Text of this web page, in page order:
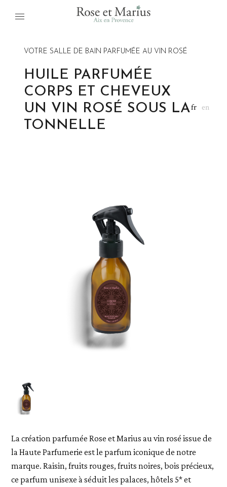
fr en
VOTRE SALLE DE BAIN PARFUMÉE AU VIN ROSÉ
HUILE PARFUMÉE
CORPS ET CHEVEUX
UN VIN ROSÉ SOUS LA
TONNELLE
La création parfumée Rose et Marius au vin rosé issue de
la Haute Parfumerie est le parfum iconique de notre
marque. Raisin, fruits rouges, fruits noires, bois précieux,
ce parfum unisexe à séduit les palaces, hôtels 5* et